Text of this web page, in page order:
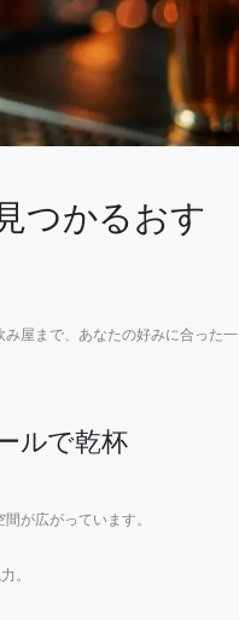
つかるおす
屋まで、あなたの好みに合った一
ルで乾杯
が広がっています。
。